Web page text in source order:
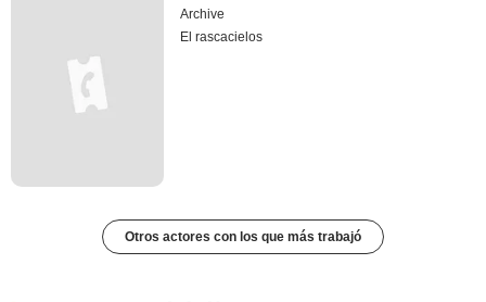
Archive
El rascacielos
Otros actores con los que más trabajó